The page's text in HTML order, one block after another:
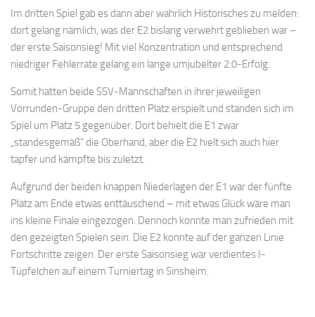
Im dritten Spiel gab es dann aber wahrlich Historisches zu melden:
dort gelang nämlich, was der E2 bislang verwehrt geblieben war –
der erste Saisonsieg! Mit viel Konzentration und entsprechend
niedriger Fehlerrate gelang ein lange umjubelter 2:0-Erfolg.
Somit hatten beide SSV-Mannschaften in ihrer jeweiligen
Vorrunden-Gruppe den dritten Platz erspielt und standen sich im
Spiel um Platz 5 gegenüber. Dort behielt die E1 zwar
„standesgemäß“ die Oberhand, aber die E2 hielt sich auch hier
tapfer und kämpfte bis zuletzt.
Aufgrund der beiden knappen Niederlagen der E1 war der fünfte
Platz am Ende etwas enttäuschend – mit etwas Glück wäre man
ins kleine Finale eingezogen. Dennoch konnte man zufrieden mit
den gezeigten Spielen sein. Die E2 konnte auf der ganzen Linie
Fortschritte zeigen. Der erste Saisonsieg war verdientes I-
Tüpfelchen auf einem Turniertag in Sinsheim.